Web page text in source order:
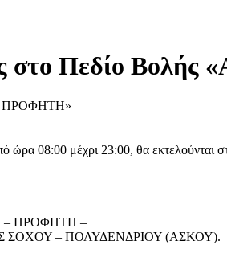
στο Πεδίο
ώρα 08:00 μέχρι 23:00, θα
– ΠΡΟΦΗΤΗ –
ΣΟΧΟΥ – ΠΟΛΥΔΕΝΔΡΙΟΥ (ΑΣΚΟΥ).